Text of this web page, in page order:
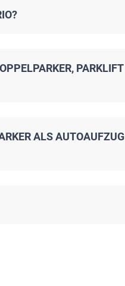
PARKLIFT
ALS AUTOAUFZUG